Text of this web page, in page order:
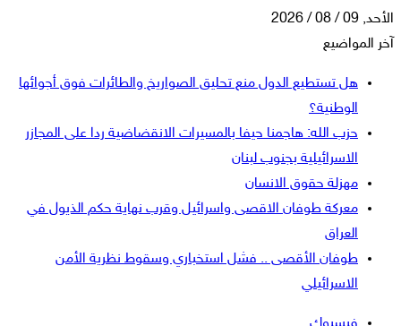
الأحد, 09 / 08 / 2026
آخر المواضيع
هل تستطيع الدول منع تحليق الصواريخ والطائرات فوق أجوائها
الوطنية؟
حزب الله: هاجمنا حيفا بالمسيرات الانقضاضية ردا على المجازر
الاسرائيلية بجنوب لبنان
مهزلة حقوق الانسان
معركة طوفان الاقصى واسرائيل وقرب نهاية حكم الذيول في
العراق
طوفان الأقصى .. فشل استخباري وسقوط نظرية الأمن
الاسرائيلي